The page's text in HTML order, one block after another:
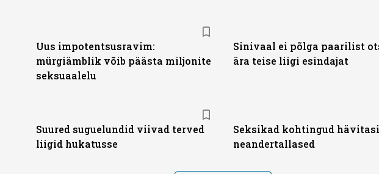
Uus impotentsusravim:
mürgiämblik võib päästa miljonite
seksuaalelu
Sinivaal ei põlga paarilist
ära teise liigi esindajat
Suured suguelundid viivad terved
liigid hukatusse
Seksikad kohtingud
neandertallased